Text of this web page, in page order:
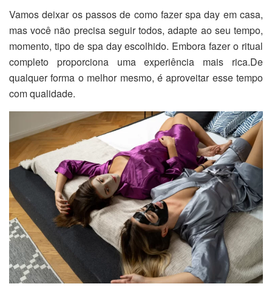
Vamos deixar os passos de como fazer spa day em casa,
mas você não precisa seguir todos, adapte ao seu tempo,
momento, tipo de spa day escolhido. Embora fazer o ritual
completo proporciona uma experiência mais rica.De
qualquer forma o melhor mesmo, é aproveitar esse tempo
com qualidade.